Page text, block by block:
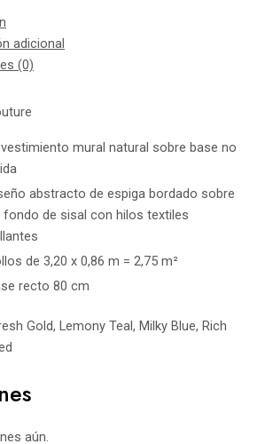
adicional
(0)
mural natural sobre base no
abstracto de espiga bordado sobre
fondo de sisal con hilos textiles
de 3,20 x 0,86 m = 2,75 m²
recto 80 cm
Gold, Lemony Teal, Milky Blue, Rich
aún.